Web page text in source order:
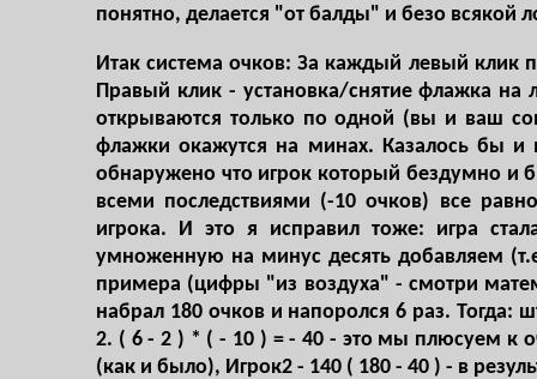
понятно, делается "от балды" и безо всякой
Итак система очков: За каждый левый клик
Правый клик - установка/снятие флажка на
открываются только по одной (вы и ваш
флажки окажутся на минах. Казалось бы
обнаружено что игрок который бездумно и
всеми последствиями (-10 очков) все
игрока. И это я исправил тоже: игра
умноженную на минус десять добавляем
примера (цифры "из воздуха" - смотри
набрал 180очков и напоролся6 раз. Тогда:
2. ( 6 - 2 ) * ( - 10 ) = - 40 - это мы плюсуем к
(как и было), Игрок2 - 140 ( 180 - 40 ) - в